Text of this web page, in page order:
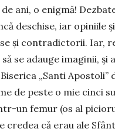
ani, o enigmă!
deschise, iar opiniile
şi contra­dictorii. Iar,
se adau­ge imaginii, şi
„Santi Apostoli”
de pes­te o mie cinci
un femur (os al
credea că erau ale